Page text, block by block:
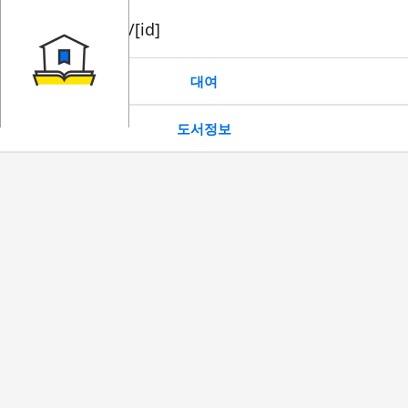
book/rent/[id]
대여
도서정보